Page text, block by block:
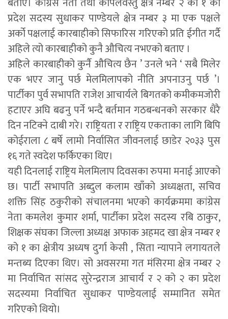
प्रदेश सदस्य सुधाकर पाण्डेयले क्षेत्र नम्बर ३ मा एक पक्षले
अर्को पक्षलाई कारबाहीको सिफारिस गरिएको प्रति ईगीत गर्दै
अहिले त्यो कारबाहीको कुनै औचित्य नभएको बताए ।
अहिले कारबाहीको कुर्नै औचित्य छैन ’ उनले भने ‘ सबै मिलेर
एक भएर जानु पर्छ मेलमिलापको नीति अपनाउनु पर्छ ’।
पार्टीका पुर्व सभापति राजेश आचार्यले बिगतको कमीकमजोरी
हटाएर अघि बढनु पर्ने भन्दै बर्तमान गठबन्धनको सरकार धैरै
दिन नटिक्ने दाबी गरे। राष्ट्रियता र राष्ट्रिय एकताका लागि बिपि
कोईराला ८ बर्षे लामो निर्वासित जीवनलाई छाडेर २०३३ पुस
१६ गते स्वदेश फर्किएका थिए।
यही दिनलाई राष्ट्रिय मेलमिलाप दिवसका रुपमा मनाई आएको
छ। पार्टी सभापति अब्दुल कलाम खाँको अध्यक्षता, सचिव
शक्ति सिंह ठकुरीको संचालनमा भएको कार्यक्रममा कांग्रेस
नेता कमलेश कुमार शर्मा, पार्टीका प्रदेश सदस्य रबि ठाकुर,
शिक्षक संघका जिल्ला अध्यक्ष अफाक अहमद खा क्षेत्र नम्बर १
को १ का क्षेत्रीय अध्यष दुर्गा केसी , सिता न्यापाने लगायतले
मन्तब्य दिएका थिए। सो अवसरमा गत मंसिरमा क्षेत्र नम्बर २
मा निर्वाचित सांसद सुरेन्द्रराज आचार्य र २ को २ का प्रदेश
सदस्यमा निर्वाचित सुधाकर पाण्डेयलाई सम्मानित समेत
गरिएको थियो।